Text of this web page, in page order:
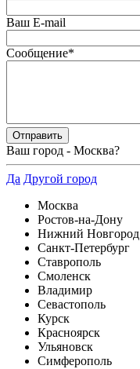
Ваш E-mail
Сообщение*
Ваш город - Москва?
Да Другой город
Москва
Ростов-на-Дону
Нижний Новгород
Санкт-Петербург
Ставрополь
Смоленск
Владимир
Севастополь
Курск
Красноярск
Ульяновск
Симферополь